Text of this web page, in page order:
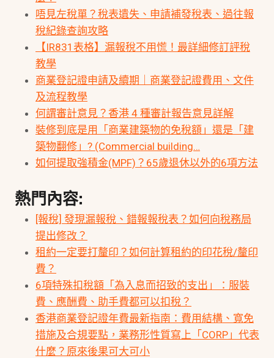
唔見左稅單？稅表遺失、申請補發稅表、過往報
稅紀錄查詢攻略
【IR831表格】漏報稅不用慌！最詳細修訂評稅
教學
商業登記證申請及續期｜商業登記證費用、文件
及流程教學
何謂審計意見？香港 4 種審計報告意見詳解
裝修到底是用「商業建築物的免稅額」還是「建
築物翻修」? (Commercial building…
如何提取強積金(MPF)？65歲退休以外的6項方法
熱門內容:
[報稅] 發現漏報稅、錯報報稅表？如何向稅務局
提出修改？
租約一定要打釐印？如何計算租約的印花稅/釐印
費？
6項特殊扣稅額「為入息而招致的支出」：服裝
費、應酬費、助手費都可以扣稅？
香港商業登記證年費最新指南：費用結構、寬免
措施及合規要點，業務形性質寫上「CORP」代表
什麼？原來後果可大可小